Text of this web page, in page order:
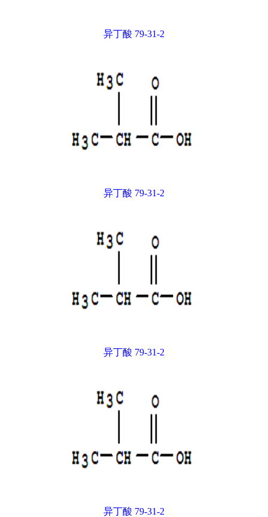
异丁酸 79-31-2
异丁酸 79-31-2
异丁酸 79-31-2
异丁酸 79-31-2